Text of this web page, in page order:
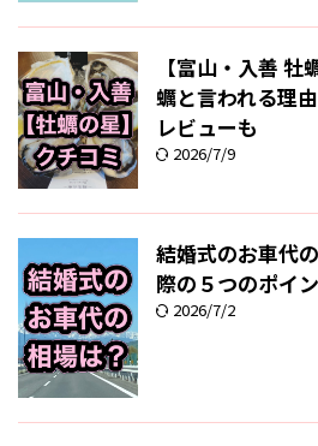
【富山・入善
蠣と言われる理
レビューも
2026/7/9
結婚式のお車代
際の５つのポイ
2026/7/2